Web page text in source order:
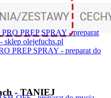
- TANIEJ
PREP SPRAY - preparat do